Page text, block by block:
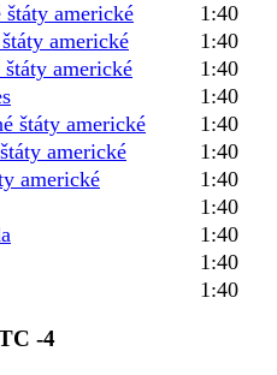
americké
1:40
americké
1:40
americké
1:40
1:40
štáty americké
1:40
americké
1:40
americké
1:40
1:40
1:40
1:40
1:40
-4